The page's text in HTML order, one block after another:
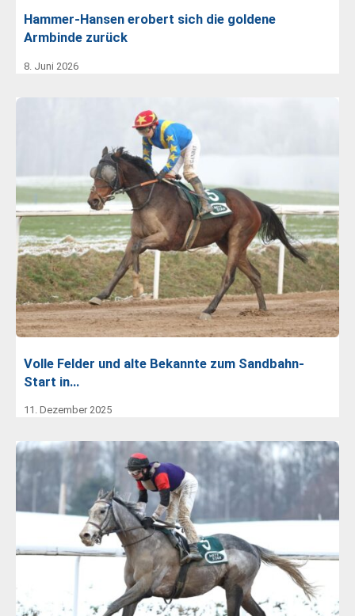
Hammer-Hansen erobert sich die goldene
Armbinde zurück
8. Juni 2026
Volle Felder und alte Bekannte zum Sandbahn-
Start in…
11. Dezember 2025